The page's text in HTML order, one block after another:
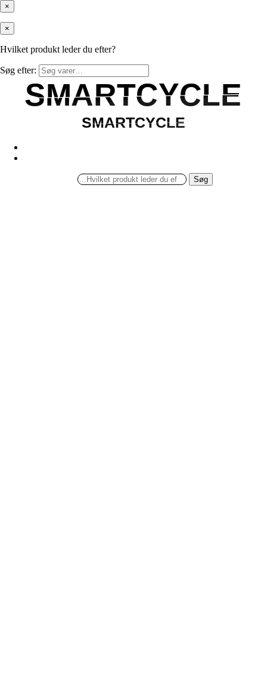
×
×
Hvilket produkt leder du efter?
Søg efter:
SMARTCYCLE
SMARTCYCLE
SMARTCYCLE
SMARTCYCLE
Søg